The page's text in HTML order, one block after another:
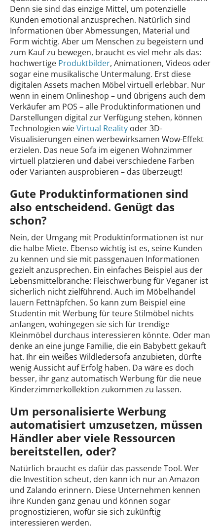
Denn sie sind das einzige Mittel, um potenzielle
Kunden emotional anzusprechen. Natürlich sind
Informationen über Abmessungen, Material und
Form wichtig. Aber um Menschen zu begeistern und
zum Kauf zu bewegen, braucht es viel mehr als das:
hochwertige Produktbilder, Animationen, Videos oder
sogar eine musikalische Untermalung. Erst diese
digitalen Assets machen Möbel virtuell erlebbar. Nur
wenn in einem Onlineshop – und übrigens auch dem
Verkäufer am POS – alle Produktinformationen und
Darstellungen digital zur Verfügung stehen, können
Technologien wieVirtual Reality oder 3D-
Visualisierungen einen werbewirksamen Wow-Effekt
erzielen. Das neue Sofa im eigenen Wohnzimmer
virtuell platzieren und dabei verschiedene Farben
oder Varianten ausprobieren – das überzeugt!
Gute Produktinformationen sind
also entscheidend. Genügt das
schon?
Nein, der Umgang mit Produktinformationen ist nur
die halbe Miete. Ebenso wichtig ist es, seine Kunden
zu kennen und sie mit passgenauen Informationen
gezielt anzusprechen. Ein einfaches Beispiel aus der
Lebensmittelbranche: Fleischwerbung für Veganer ist
sicherlich nicht zielführend. Auch im Möbelhandel
lauern Fettnäpfchen. So kann zum Beispiel eine
Studentin mit Werbung für teure Stilmöbel nichts
anfangen, wohingegen sie sich für trendige
Kleinmöbel durchaus interessieren könnte. Oder man
denke an eine junge Familie, die ein Babybett gekauft
hat. Ihr ein weißes Wildledersofa anzubieten, dürfte
wenig Aussicht auf Erfolg haben. Da wäre es doch
besser, ihr ganz automatisch Werbung für die neue
Kinderzimmerkollektion zukommen zu lassen.
Um personalisierte Werbung
automatisiert umzusetzen, müssen
Händler aber viele Ressourcen
bereitstellen, oder?
Natürlich braucht es dafür das passende Tool. Wer
die Investition scheut, den kann ich nur an Amazon
und Zalando erinnern. Diese Unternehmen kennen
ihre Kunden ganz genau und können sogar
prognostizieren, wofür sie sich zukünftig
interessieren werden.